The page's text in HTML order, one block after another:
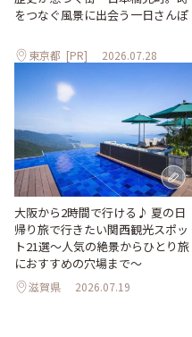
をつなぐ風景に出会う一日さんぽ
東京都 [PR] 2026.07.28
大阪から2時間で行ける♪ 夏の日
帰り旅で行きたい関西観光スポッ
ト21選～人気の絶景からひとり旅
におすすめの穴場まで～
滋賀県 2026.07.19